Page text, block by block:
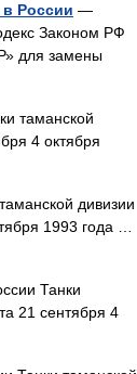
России —
Законом РФ
для замены
таманской
4 октября
дивизии
1993 года …
Танки
21 сентября 4